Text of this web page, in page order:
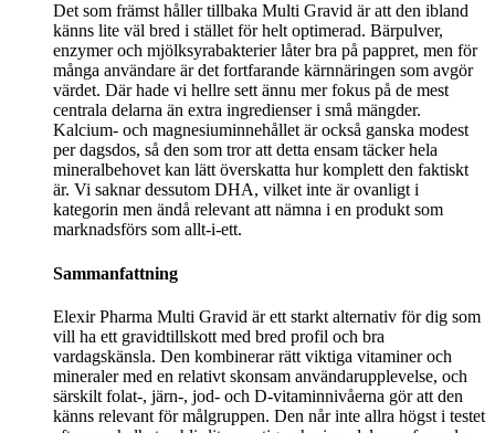
Det som främst håller tillbaka Multi Gravid är att den ibland
känns lite väl bred i stället för helt optimerad. Bärpulver,
enzymer och mjölksyrabakterier låter bra på pappret, men för
många användare är det fortfarande kärnnäringen som avgör
värdet. Där hade vi hellre sett ännu mer fokus på de mest
centrala delarna än extra ingredienser i små mängder.
Kalcium- och magnesiuminnehållet är också ganska modest
per dagsdos, så den som tror att detta ensam täcker hela
mineralbehovet kan lätt överskatta hur komplett den faktiskt
är. Vi saknar dessutom DHA, vilket inte är ovanligt i
kategorin men ändå relevant att nämna i en produkt som
marknadsförs som allt-i-ett.
Sammanfattning
Elexir Pharma Multi Gravid är ett starkt alternativ för dig som
vill ha ett gravidtillskott med bred profil och bra
vardagskänsla. Den kombinerar rätt viktiga vitaminer och
mineraler med en relativt skonsam användarupplevelse, och
särskilt folat-, järn-, jod- och D-vitaminnivåerna gör att den
känns relevant för målgruppen. Den når inte allra högst i testet